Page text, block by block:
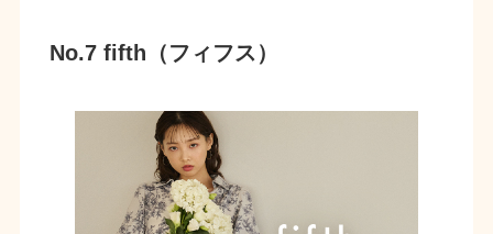
No.7 fifth（フィフス）